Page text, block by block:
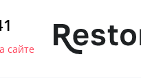
сайте